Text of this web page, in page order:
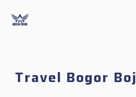
content
Travel Bogor